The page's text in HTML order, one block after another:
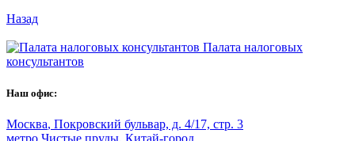
Назад
Палата налоговых
консультантов
Наш офис:
Москва, Покровский бульвар, д. 4/17, стр. 3
метро Чистые пруды, Китай-город